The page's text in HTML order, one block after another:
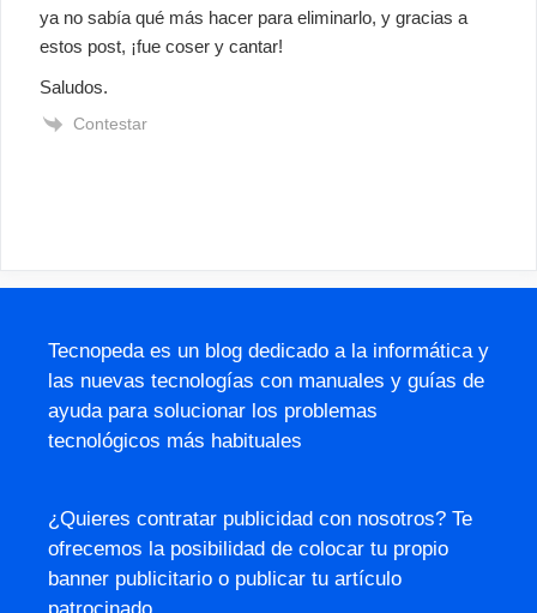
ya no sabía qué más hacer para eliminarlo, y gracias a
estos post, ¡fue coser y cantar!
Saludos.
Contestar
Tecnopeda es un blog dedicado a la informática y
las nuevas tecnologías con manuales y guías de
ayuda para solucionar los problemas
tecnológicos más habituales
¿Quieres contratar publicidad con nosotros? Te
ofrecemos la posibilidad de colocar tu propio
banner publicitario o publicar tu artículo